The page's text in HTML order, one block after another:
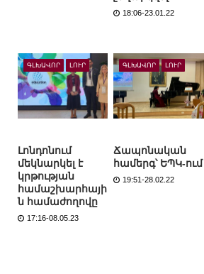
18:06-23.01.22
ԳԼԽԱՎՈՐ ԼՈՒՐ
Լոնդոնում
մեկնարկել է
կրթության
համաշխարհայի
ն համաժողովը
17:16-08.05.23
ԳԼԽԱՎՈՐ ԼՈՒՐ
Ճապոնական
համերգ՝ ԵՊԿ-ում
19:51-28.02.22